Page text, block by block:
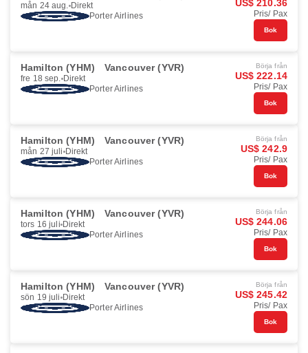
mån 24 aug. Direkt
Porter Airlines
US$ 210.36
Pris/ Pax
Bok
Hamilton (YHM) Vancouver (YVR)
fre 18 sep. Direkt
Porter Airlines
Börja från
US$ 222.14
Pris/ Pax
Bok
Hamilton (YHM) Vancouver (YVR)
mån 27 juli Direkt
Porter Airlines
Börja från
US$ 242.9
Pris/ Pax
Bok
Hamilton (YHM) Vancouver (YVR)
tors 16 juli Direkt
Porter Airlines
Börja från
US$ 244.06
Pris/ Pax
Bok
Hamilton (YHM) Vancouver (YVR)
sön 19 juli Direkt
Porter Airlines
Börja från
US$ 245.42
Pris/ Pax
Bok